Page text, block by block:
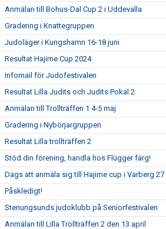
Anmälan till Bohus-Dal Cup 2 i Uddevalla
Gradering i Knattegruppen
Judoläger i Kungshamn 16-18 juni
Resultat Hajime Cup 2024
Infomail för Judofestivalen
Resultat Lilla Judits och Judits Pokal 2
Anmälan till Trollträffen 1 4-5 maj
Gradering i Nybörjargruppen
Resultat Lilla trollträffen 2
Stöd din förening, handla hos Flügger färg!
Dags att anmäla sig till Hajime cup i Varberg 27
Påskledigt!
Stenungsunds judoklubb på Seniorfestivalen
Anmälan till Lilla Trollträffen 2 den 13 april